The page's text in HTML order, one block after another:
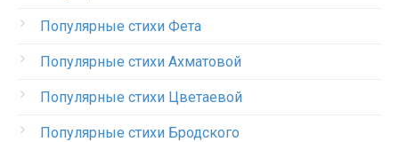
Популярные стихи Фета
Популярные стихи Ахматовой
Популярные стихи Цветаевой
Популярные стихи Бродского